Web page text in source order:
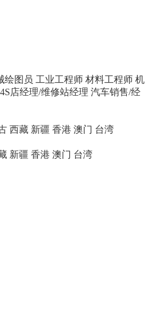
绘图员 工业工程师 材料工程师 机
4S店经理/维修站经理 汽车销售/经
西藏 新疆 香港 澳门 台湾
新疆 香港 澳门 台湾